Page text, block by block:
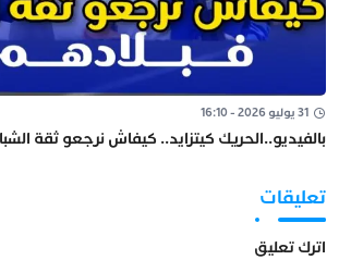
31 يوليو 2026 - 16:10
بالفيديو..الحريك كيتزايد.. كيفاش نرجعو ثقة
تعليقات
اترك تعليق